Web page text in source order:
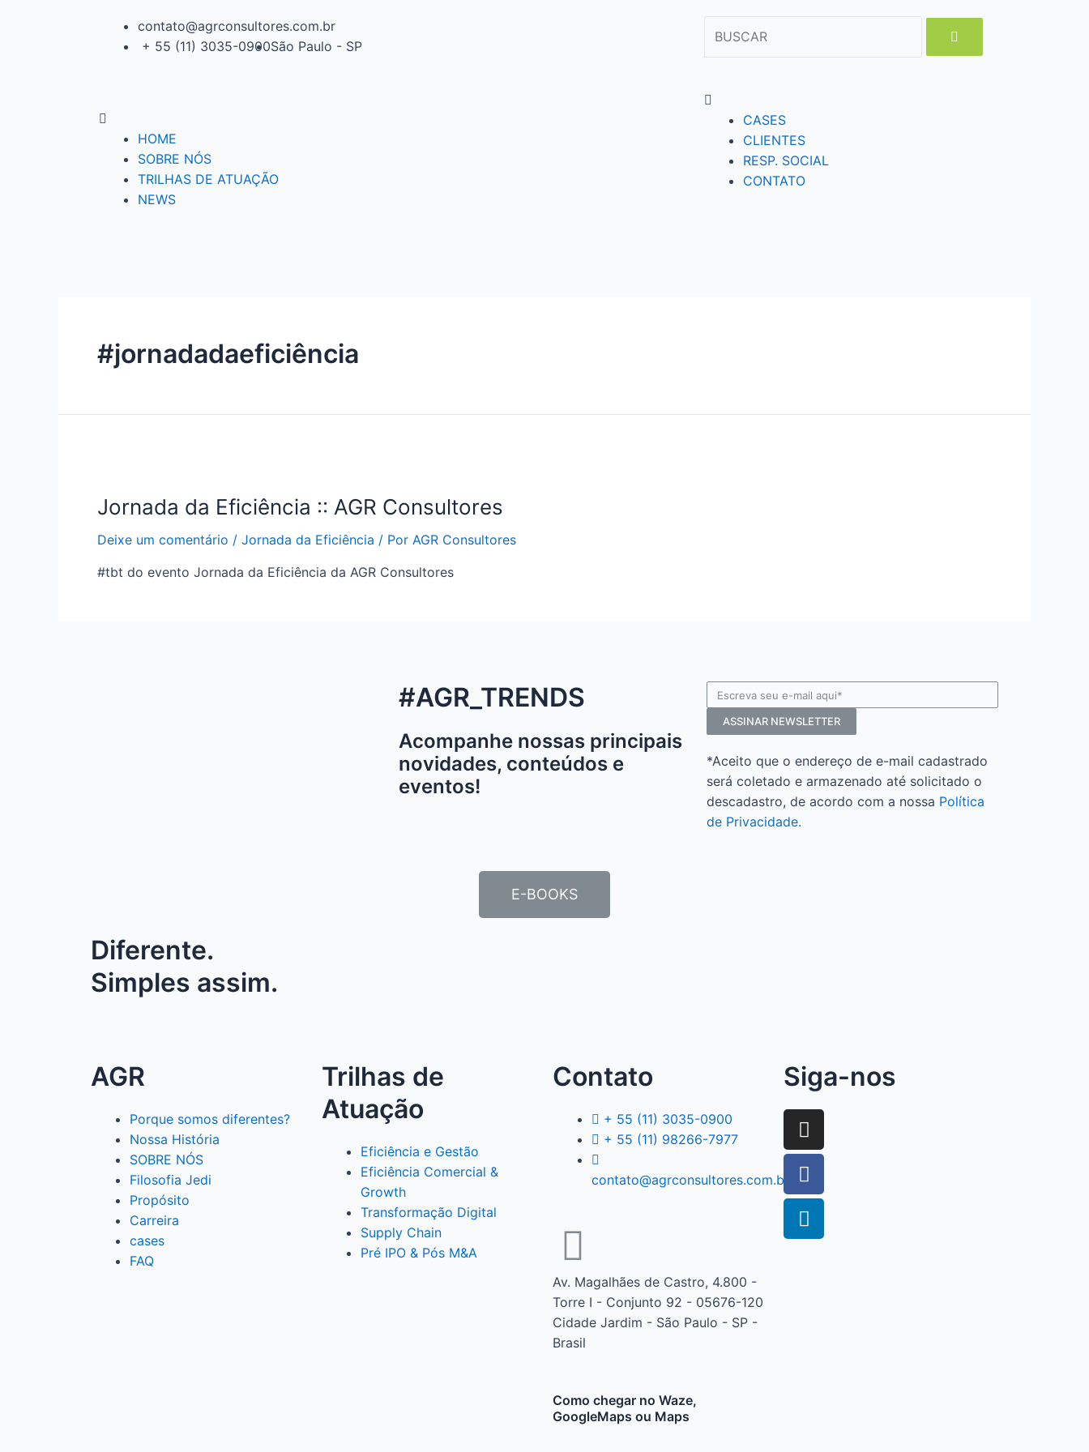
contato@agrconsultores.com.br
+ 55 (11) 3035-0900São Paulo - SP
HOME
SOBRE NÓS
TRILHAS DE ATUAÇÃO
NEWS
CASES
CLIENTES
RESP. SOCIAL
CONTATO
#jornadadaeficiência
Jornada da Eficiência :: AGR Consultores
Deixe um comentário / Jornada da Eficiência / Por AGR Consultores
#tbt do evento Jornada da Eficiência da AGR Consultores
#AGR_TRENDS
Acompanhe nossas principais
novidades, conteúdos e
eventos!
ASSINAR NEWSLETTER
*Aceito que o endereço de e-mail cadastrado
será coletado e armazenado até solicitado o
descadastro, de acordo com a nossa Política
de Privacidade.
E-BOOKS
Diferente.
Simples assim.
AGR
Porque somos diferentes?
Nossa História
SOBRE NÓS
Filosofia Jedi
Propósito
Carreira
cases
FAQ
Trilhas de
Atuação
Eficiência e Gestão
Eficiência Comercial &
Growth
Transformação Digital
Supply Chain
Pré IPO & Pós M&A
Contato
+ 55 (11) 3035-0900
+ 55 (11) 98266-7977
contato@agrconsultores.com.br
Av. Magalhães de Castro, 4.800 -
Torre I - Conjunto 92 - 05676-120
Cidade Jardim - São Paulo - SP -
Brasil
Como chegar no Waze,
GoogleMaps ou Maps
Siga-nos